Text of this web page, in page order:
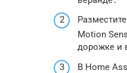
Motion
дорожке и
В Home